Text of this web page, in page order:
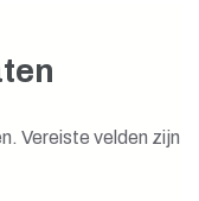
Vereiste velden zijn